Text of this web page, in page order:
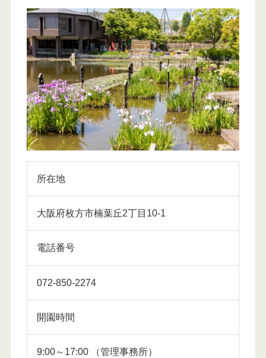
所在地
大阪府枚方市楠葉丘2丁目10-1
電話番号
072-850-2274
開園時間
9:00～17:00 （管理事務所）